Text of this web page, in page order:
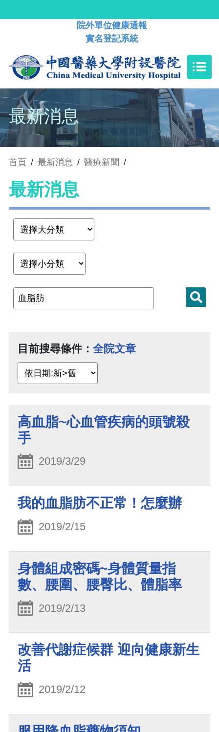
院外單位健康通報
實名登記系統
最新消息
首頁 / 最新消息 / 醫療新聞 /
最新消息
目前搜尋條件： 全院文章
高血脂~心血管疾病的頭號殺
手
2019/3/29
我的血脂肪不正常！怎麼辦
2019/2/15
身體組成密碼~身體質量指
數、腰圍、腰臀比、體脂率
2019/2/13
改善代謝症候群 迎向健康新生
活
2019/2/12